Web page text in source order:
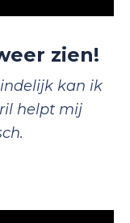
zien!
kan ik
helpt mij